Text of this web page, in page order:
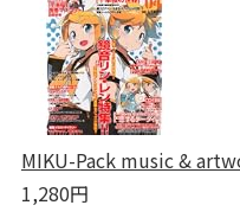
MIKU-Pack music &
1,280円